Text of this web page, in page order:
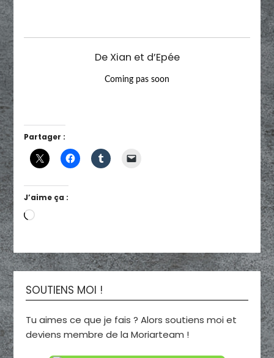
De Xian et d’Epée
Coming pas soon
Partager :
J’aime ça :
Chargement…
SOUTIENS MOI !
Tu aimes ce que je fais ? Alors soutiens moi et
deviens membre de la Moriarteam !